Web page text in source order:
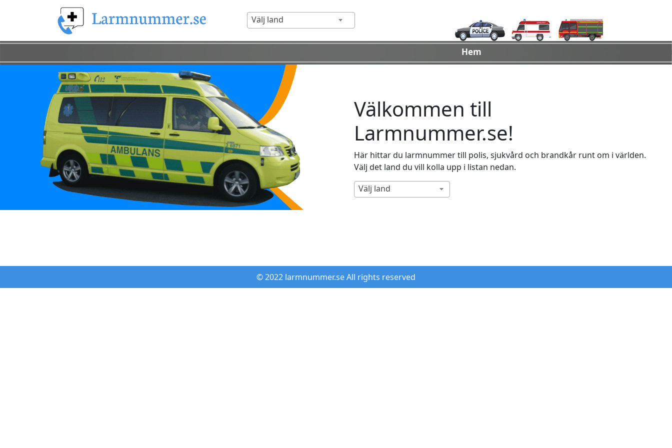
Välj land
Hem
Välkommen till
Larmnummer.se!
Här hittar du larmnummer till polis, sjukvård och brandkår runt om i världen.
Välj det land du vill kolla upp i listan nedan.
Välj land
© 2022 larmnummer.se All rights reserved